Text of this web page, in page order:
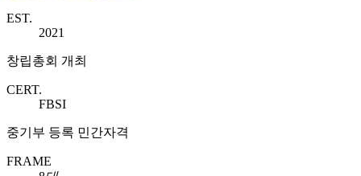
EST.
2021
창립총회 개최
CERT.
FBSI
중기부 등록 민간자격
FRAME